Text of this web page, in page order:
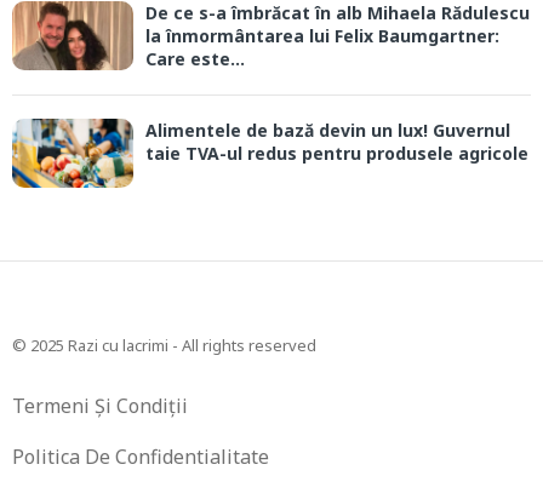
De ce s-a îmbrăcat în alb Mihaela Rădulescu
la înmormântarea lui Felix Baumgartner:
Care este...
Alimentele de bază devin un lux! Guvernul
taie TVA-ul redus pentru produsele agricole
© 2025 Razi cu lacrimi - All rights reserved
Termeni Și Condiții
Politica De Confidentialitate